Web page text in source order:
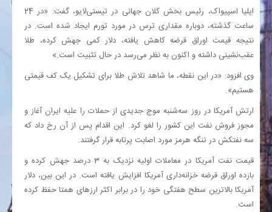
ایلیا اسپیواک، رئیس بخش کلان جهانی در تیستی‌لایو، گفت: «در 24
ساعت گذشته، دوباره مقداری ترس در مورد تورم ایجاد شده است. در
نتیجه قیمت اوراق قرضه کاهش یافته، دلار کمی جهش کرده، طلا
عقب‌نشینی داشته و اکنون به نظر می‌رسد در حال تثبیت است.»
وی افزود: «در این نقطه، ما شاهد تلاش طلا برای تشکیل یک کف قیمتی
هستیم».
ارتش آمریکا در روز سه‌شنبه موج جدیدی از حملات را علیه ایران آغاز و
مجوز فروش نفت این کشور را لغو کرد. این اقدام پس از آن رخ داد که
سه نفتکش در تنگه هرمز مورد اصابت پرتابه قرار گرفتند.
قیمت نفت آمریکا در معاملات اولیه نزدیک به 3 درصد جهش کرده و
بازده اوراق قرضه خزانه‌داری آمریکا افزایش یافته است. در این بین، دلار
آمریکا بالاترین سطح هفتگی خود را در برابر اکثر ارزهای همتا حفظ کرده
است.